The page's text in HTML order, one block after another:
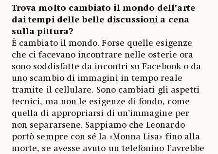
Trova molto cambiato il mondo dell’arte
dai tempi delle belle discussioni a cena
sulla pittura?
È cambiato il mondo. Forse quelle esigenze
che ci facevano incontrare nelle osterie ora
sono soddisfatte da incontri su Facebook o da
uno scambio di immagini in tempo reale
tramite il cellulare. Sono cambiati gli aspetti
tecnici, ma non le esigenze di fondo, come
quella di appropriarsi di un’immagine per
non separarsene. Sappiamo che Leonardo
portò sempre con sé la «Monna Lisa» fino alla
morte, se avesse avuto un telefonino l’avrebbe